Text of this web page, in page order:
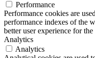
Performance
Performance cookies are
performance indexes of the
better user experience for
Analytics
Analytics